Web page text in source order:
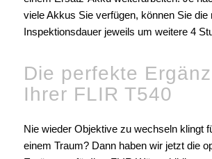
viele Akkus Sie verfügen, können Sie die
Inspektionsdauer jeweils um weitere 4
Die perfekte
Ihrer FLIR T540
Nie wieder Objektive zu wechseln klingt
einem Traum? Dann haben wir jetzt die